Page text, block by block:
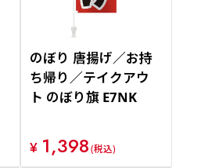
のぼり 唐揚げ／お持
ち帰り／テイクアウ
ト のぼり旗 E7NK
¥ 1,398(税込)